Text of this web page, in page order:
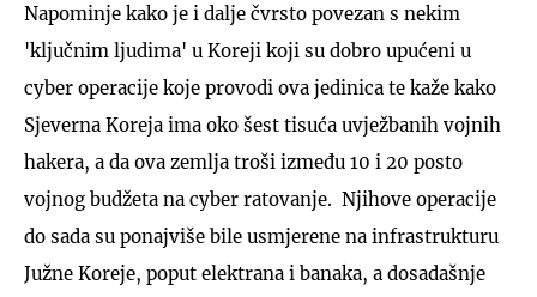
Napominje kako je i dalje čvrsto povezan s nekim
'ključnim ljudima' u Koreji koji su dobro upućeni u
cyber operacije koje provodi ova jedinica te kaže kako
Sjeverna Koreja ima oko šest tisuća uvježbanih vojnih
hakera, a da ova zemlja troši između 10 i 20 posto
vojnog budžeta na cyber ratovanje. Njihove operacije
do sada su ponajviše bile usmjerene na infrastrukturu
Južne Koreje, poput elektrana i banaka, a dosadašnje